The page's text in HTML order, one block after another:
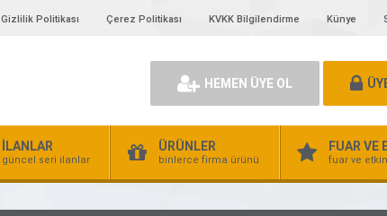
Gizlilik Politikası Çerez Politikası KVKK Bilgilendirme Künye
HEMEN ÜYE OL
İLANLAR
güncel seri ilanlar
ÜRÜNLER
binlerce firma ürünü
FUAR VE
fuar ve